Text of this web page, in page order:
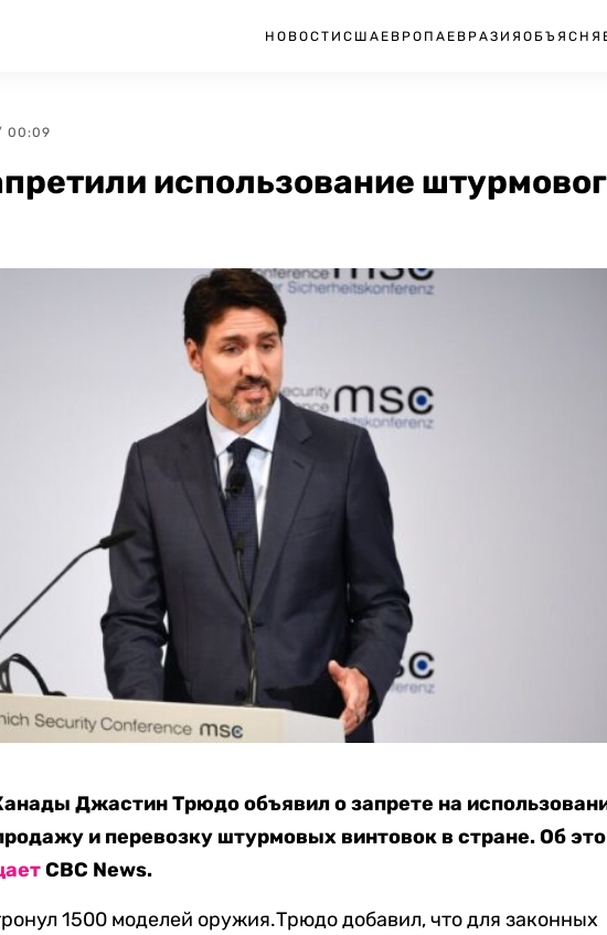
НОВОСТИ США ЕВРОПА ЕВРАЗИЯ
00:09
использование
Джастин Трюдо объявил о запрете на
и перевозку штурмовых винтовок в стране. Об
CBC News.
1500 моделей оружия.Трюдо добавил, что для законных